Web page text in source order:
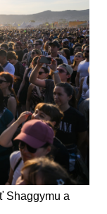
Shaggymu a